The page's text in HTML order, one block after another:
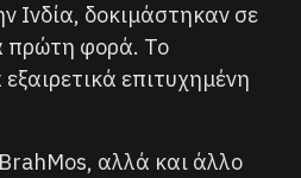
Ινδία, δοκιμάστηκαν σε
πρώτη φορά. Το
επιτυχημένη
αλλά και άλλο